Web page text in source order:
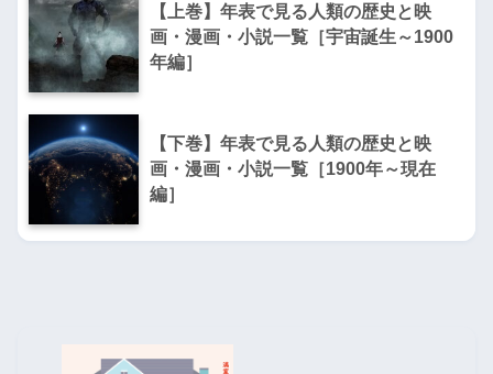
【上巻】年表で見る人類の歴史と映
画・漫画・小説一覧［宇宙誕生～1900
年編］
【下巻】年表で見る人類の歴史と映
画・漫画・小説一覧［1900年～現在
編］